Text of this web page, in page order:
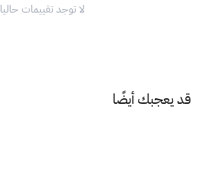
لا توجد تقييمات حاليا
قد يعجبك أيضًا